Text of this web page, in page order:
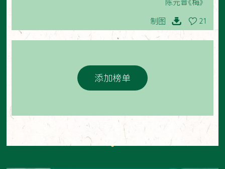
陈元晋《梅》
制图 21
添加榜单